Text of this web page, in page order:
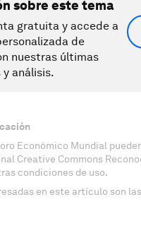
sobre este tema
gratuita y accede a
de
nuestras últimas
análisis.
Económico Mundial
Creative Commons
condiciones de uso.
en este artículo son